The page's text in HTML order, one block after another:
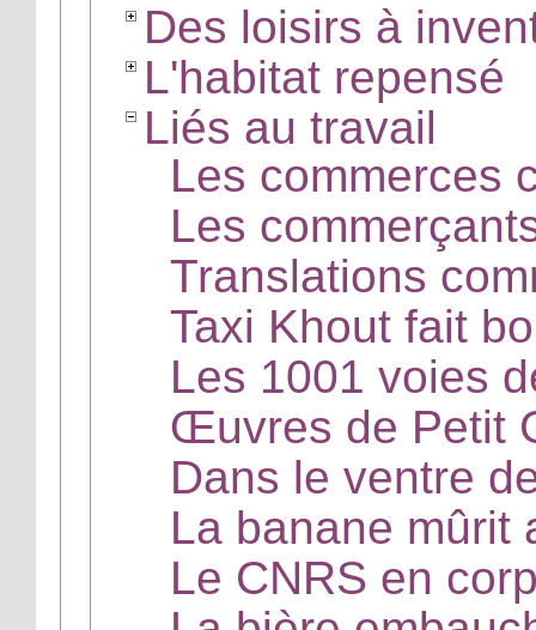
Des loisirs à
L'habitat repensé
Liés au travail
Les commerces
Les
Translations
Taxi Khout fait
Les 1001 voies
Œuvres de Petit
Dans le ventre
La banane mûrit
Le CNRS en